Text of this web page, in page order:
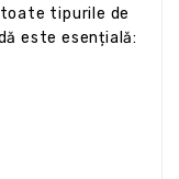
tipurile de
este esențială: